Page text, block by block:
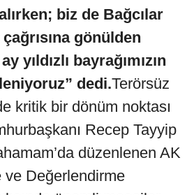
biz de Bağcılar
gönülden
yıldızlı bayrağımızın
dedi.Terörsüz
kritik bir dönüm noktası
Recep Tayyip
düzenlenen AK
ve Değerlendirme